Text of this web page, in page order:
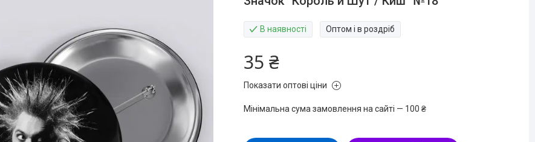
В наявності Оптом і в роздріб
35 ₴
Показати оптові ціни
Мінімальна сума замовлення на сайті — 100 ₴